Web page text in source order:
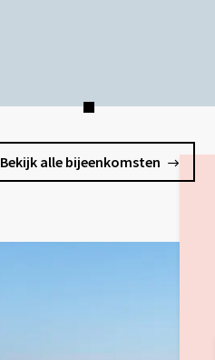
Bekijk alle bijeenkomsten